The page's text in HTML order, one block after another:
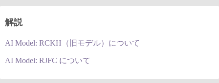
解説
AI Model: RCKH（旧モデル）について
AI Model: RJFC について